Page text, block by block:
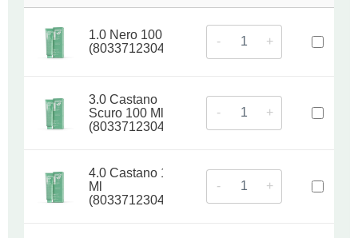
1.0 Nero 100 Ml
(8033712304632)
- +
3.0 Castano
Scuro 100 Ml
(8033712304649)
- +
4.0 Castano 100
Ml
(8033712304656)
- +